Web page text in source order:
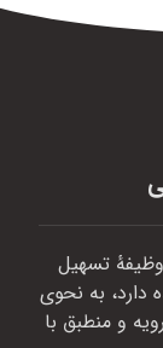
تسهیل
دارد، به نحوی
و منطبق با